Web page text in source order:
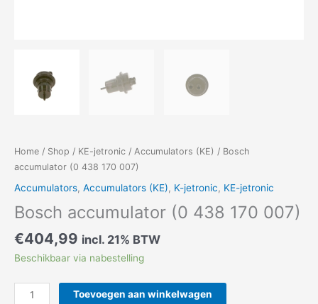
Home / Shop / KE-jetronic / Accumulators (KE) / Bosch
accumulator (0 438 170 007)
Accumulators, Accumulators (KE), K-jetronic, KE-jetronic
Bosch accumulator (0 438 170 007)
€404,99 incl. 21% BTW
Beschikbaar via nabestelling
Toevoegen aan winkelwagen